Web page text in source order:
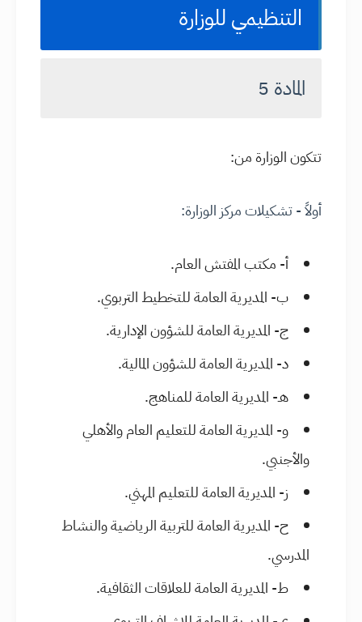
التنظيمي للوزارة
المادة 5
تتكون الوزارة من:
أولاً - تشكيلات مركز الوزارة:
أ- مكتب المفتش العام.
ب- المديرية العامة للتخطيط التربوي.
ج- المديرية العامة للشؤون الإدارية.
د- المديرية العامة للشؤون المالية.
هـ- المديرية العامة للمناهج.
و- المديرية العامة للتعليم العام والأهلي
والأجنبي.
ز- المديرية العامة للتعليم المهني.
ح- المديرية العامة للتربية الرياضية والنشاط
المدرسي.
ط- المديرية العامة للعلاقات الثقافية.